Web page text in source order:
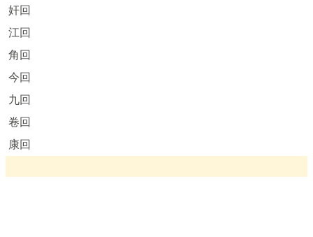
奸回
江回
角回
今回
九回
卷回
康回